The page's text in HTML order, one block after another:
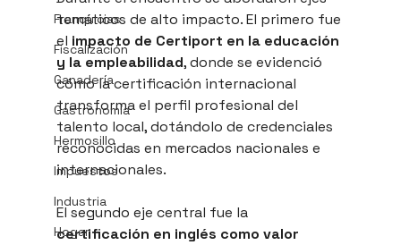
Franquicias
Fiscalización
Ganadería
Gastronomía
Hermosillo
Impuestos
Industria
Hogar
temáticos de alto impacto. El primero fue
el impacto de Certiport en la educación
y la empleabilidad, donde se evidenció
cómo la certificación internacional
transforma el perfil profesional del
talento local, dotándolo de credenciales
reconocidas en mercados nacionales e
internacionales.
El segundo eje central fue la
certificación en inglés como valor